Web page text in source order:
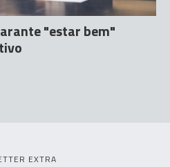
"estar bem"
EXTRA